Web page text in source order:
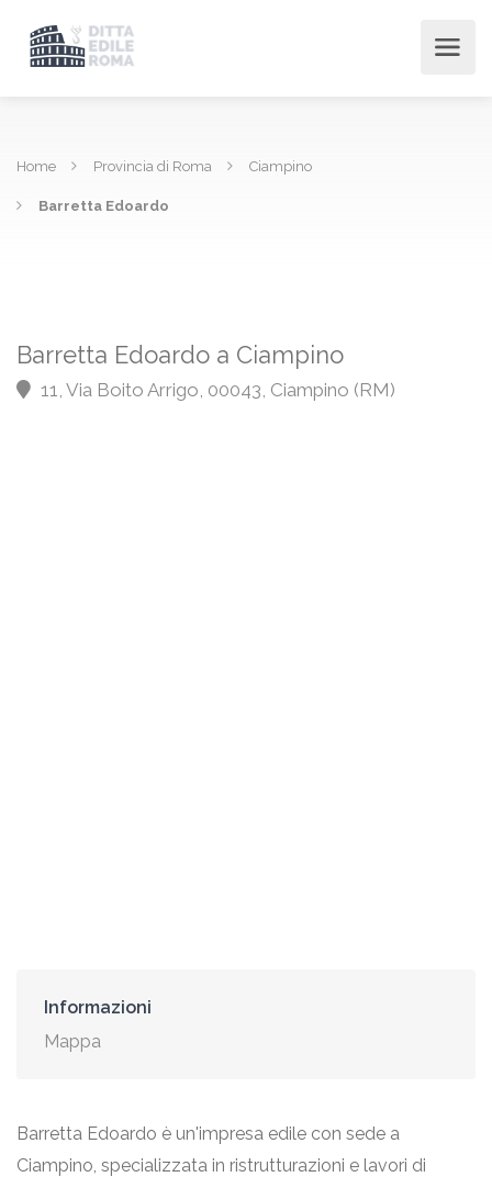
Home Provincia di Roma Ciampino
Barretta Edoardo
Barretta Edoardo a Ciampino
11, Via Boito Arrigo, 00043, Ciampino (RM)
Informazioni
Mappa
Barretta Edoardo è un'impresa edile con sede a
Ciampino, specializzata in ristrutturazioni e lavori di